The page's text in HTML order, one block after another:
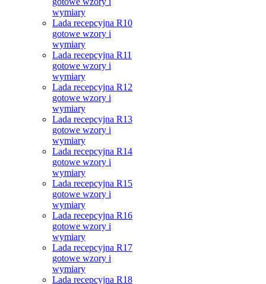
wymiary
Lada recepcyjna R10
gotowe wzory i
wymiary
Lada recepcyjna R11
gotowe wzory i
wymiary
Lada recepcyjna R12
gotowe wzory i
wymiary
Lada recepcyjna R13
gotowe wzory i
wymiary
Lada recepcyjna R14
gotowe wzory i
wymiary
Lada recepcyjna R15
gotowe wzory i
wymiary
Lada recepcyjna R16
gotowe wzory i
wymiary
Lada recepcyjna R17
gotowe wzory i
wymiary
Lada recepcyjna R18